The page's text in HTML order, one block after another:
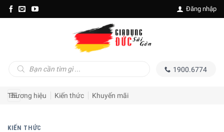
Skip
to
Đăng nhập
kiếm
1900.6774
Thương hiệu Kiến thức Khuyến mãi
KIẾN THỨC